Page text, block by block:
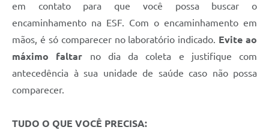
em contato para que você possa buscar o
encaminhamento na ESF. Com o encaminhamento em
mãos, é só comparecer no laboratório indicado. Evite ao
máximo faltar no dia da coleta e justifique com
antecedência à sua unidade de saúde caso não possa
comparecer.
TUDO O QUE VOCÊ PRECISA: